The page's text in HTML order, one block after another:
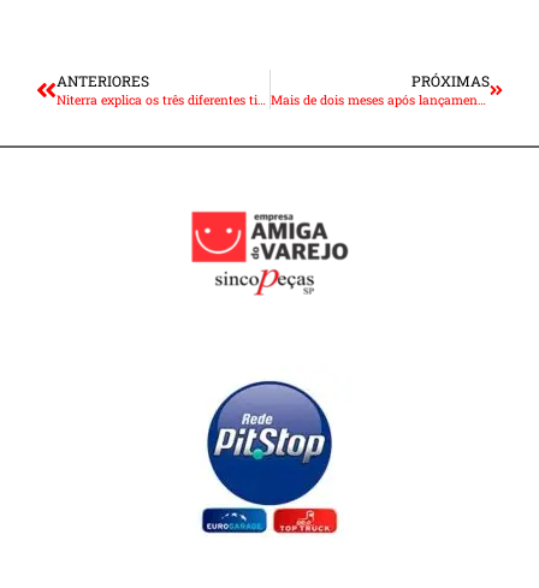
ANTERIORES
Niterra explica os três diferentes tipos de manutenção de veículos
PRÓXIMAS
Mais de dois meses após lançamento do Desenrola, inadimplência permanece intacta em São Paulo